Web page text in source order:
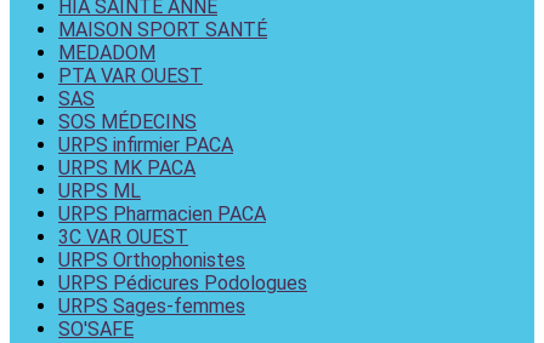
HIA SAINTE ANNE
MAISON SPORT SANTÉ
MEDADOM
PTA VAR OUEST
SAS
SOS MÉDECINS
URPS infirmier PACA
URPS MK PACA
URPS ML
URPS Pharmacien PACA
3C VAR OUEST
URPS Orthophonistes
URPS Pédicures Podologues
URPS Sages-femmes
SO'SAFE